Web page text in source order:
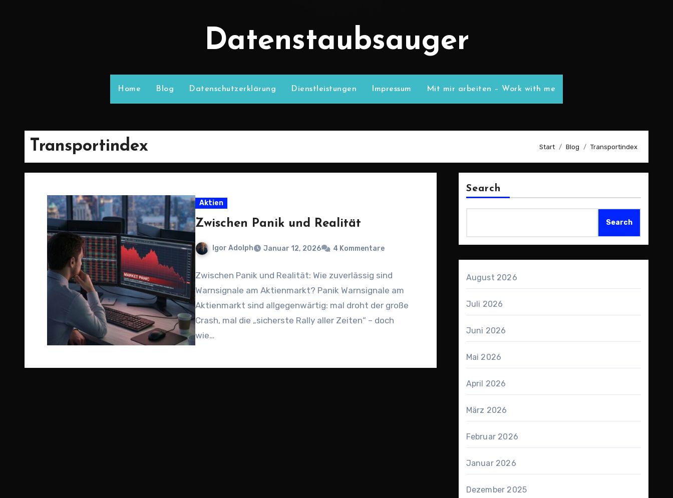
Datenstaubsauger
Home Blog Datenschutzerklärung Dienstleistungen Impressum Mit mir arbeiten – Work with me
Transportindex Start Blog Transportindex
Aktien
Zwischen Panik und Realität
Igor Adolph Januar 12, 2026 4 Kommentare
Zwischen Panik und Realität: Wie zuverlässig sind
Warnsignale am Aktienmarkt? Panik Warnsignale am
Aktienmarkt sind allgegenwärtig: mal droht der große
Crash, mal die „sicherste Rally aller Zeiten“ – doch
wie…
Search
Search
August 2026
Juli 2026
Juni 2026
Mai 2026
April 2026
März 2026
Februar 2026
Januar 2026
Dezember 2025